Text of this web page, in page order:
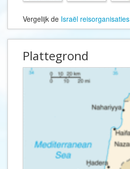
Vergelijk de Israël reisorganisaties
Plattegrond